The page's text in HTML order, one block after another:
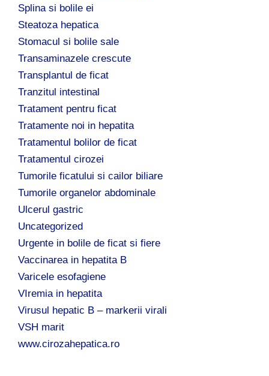
Splina si bolile ei
Steatoza hepatica
Stomacul si bolile sale
Transaminazele crescute
Transplantul de ficat
Tranzitul intestinal
Tratament pentru ficat
Tratamente noi in hepatita
Tratamentul bolilor de ficat
Tratamentul cirozei
Tumorile ficatului si cailor biliare
Tumorile organelor abdominale
Ulcerul gastric
Uncategorized
Urgente in bolile de ficat si fiere
Vaccinarea in hepatita B
Varicele esofagiene
VIremia in hepatita
Virusul hepatic B – markerii virali
VSH marit
www.cirozahepatica.ro